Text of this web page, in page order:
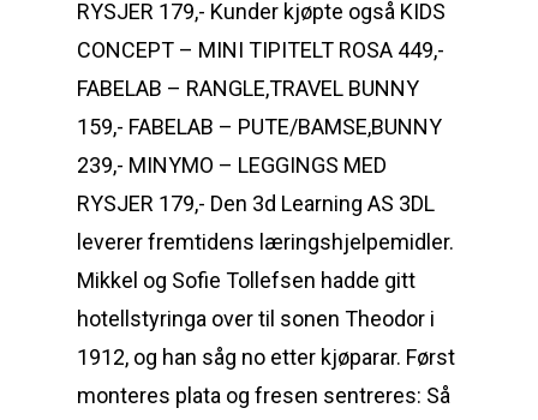
RYSJER 179,- Kunder kjøpte også KIDS
CONCEPT – MINI TIPITELT ROSA 449,-
FABELAB – RANGLE,TRAVEL BUNNY
159,- FABELAB – PUTE/BAMSE,BUNNY
239,- MINYMO – LEGGINGS MED
RYSJER 179,- Den 3d Learning AS 3DL
leverer fremtidens læringshjelpemidler.
Mikkel og Sofie Tollefsen hadde gitt
hotellstyringa over til sonen Theodor i
1912, og han såg no etter kjøparar. Først
monteres plata og fresen sentreres: Så